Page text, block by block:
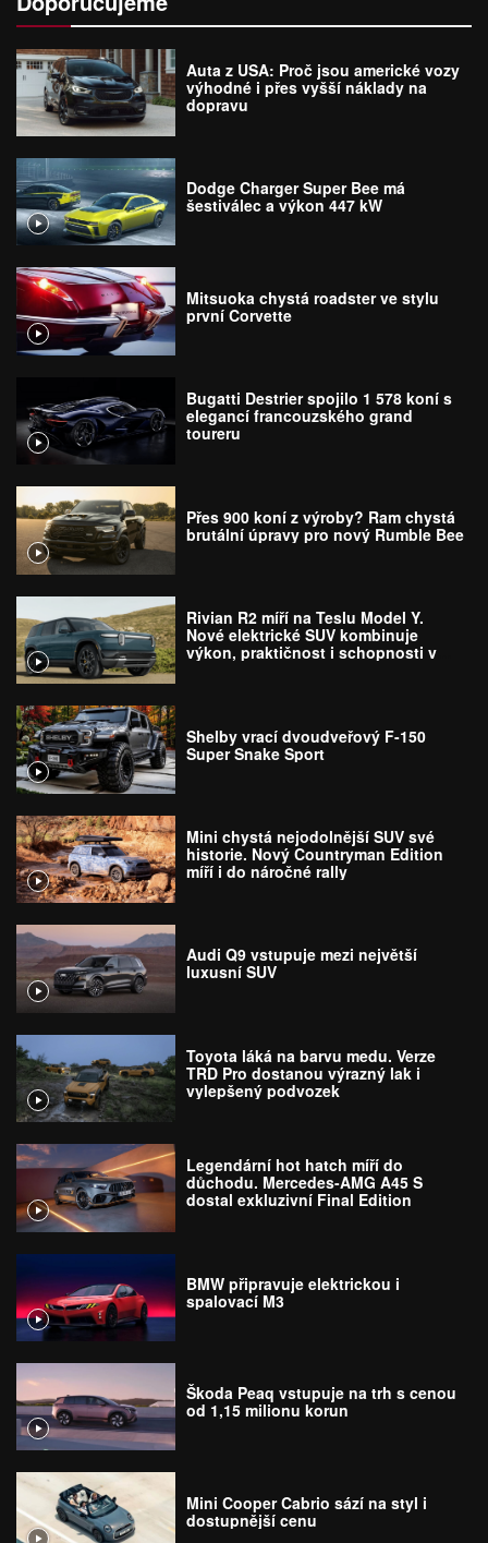
Auta z USA: Proč jsou americké vozy
výhodné i přes vyšší náklady na
dopravu
Dodge Charger Super Bee má
šestiválec a výkon 447 kW
Mitsuoka chystá roadster ve stylu
první Corvette
Bugatti Destrier spojilo 1 578 koní s
elegancí francouzského grand
toureru
Přes 900 koní z výroby? Ram chystá
brutální úpravy pro nový Rumble Bee
Rivian R2 míří na Teslu Model Y.
Nové elektrické SUV kombinuje
výkon, praktičnost i schopnosti v
Shelby vrací dvoudveřový F-150
Super Snake Sport
Mini chystá nejodolnější SUV své
historie. Nový Countryman Edition
míří i do náročné rally
Audi Q9 vstupuje mezi největší
luxusní SUV
Toyota láká na barvu medu. Verze
TRD Pro dostanou výrazný lak i
vylepšený podvozek
Legendární hot hatch míří do
důchodu. Mercedes-AMG A45 S
dostal exkluzivní Final Edition
BMW připravuje elektrickou i
spalovací M3
Škoda Peaq vstupuje na trh s cenou
od 1,15 milionu korun
Mini Cooper Cabrio sází na styl i
dostupnější cenu